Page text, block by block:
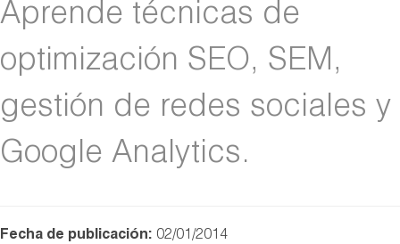
Aprende técnicas de
optimización SEO, SEM,
gestión de redes sociales y
Google Analytics.
Fecha de publicación: 02/01/2014